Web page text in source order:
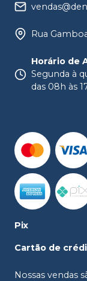
Rua
Horário de
Segunda à
das 08h às
Pix
Cartão de
Nossas vendas